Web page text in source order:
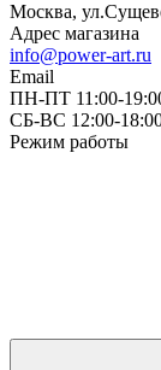
Москва,
Адрес магазина
info@power-art.ru
Email
ПН-ПТ 11:00-
СБ-ВС 12:00-
Режим работы